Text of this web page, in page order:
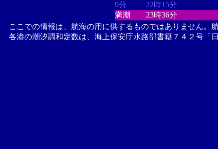
9分
22時15分
満潮
23時36分
ここでの情報は、航海の用に供するものではありません。
各港の潮汐調和定数は、海上保安庁水路部書籍７４２号「